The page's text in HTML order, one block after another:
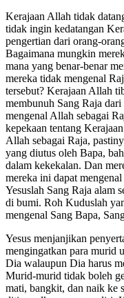
Kerajaan Allah tidak
tidak ingin kedatangan
pengertian dari orang-
Bagaimana mungkin
mana yang benar-benar
mereka tidak mengenal
tersebut? Kerajaan Allah
membunuh Sang Raja
mengenal Allah sebagai
kepekaan tentang
Allah sebagai Raja,
yang diutus oleh Bapa,
dalam kekekalan. Dan
mereka ini dapat
Yesuslah Sang Raja alam
di bumi. Roh Kuduslah
mengenal Sang Bapa,
Yesus menjanjikan
mengingatkan para murid
Dia walaupun Dia harus
Murid-murid tidak boleh
mati, bangkit, dan naik ke